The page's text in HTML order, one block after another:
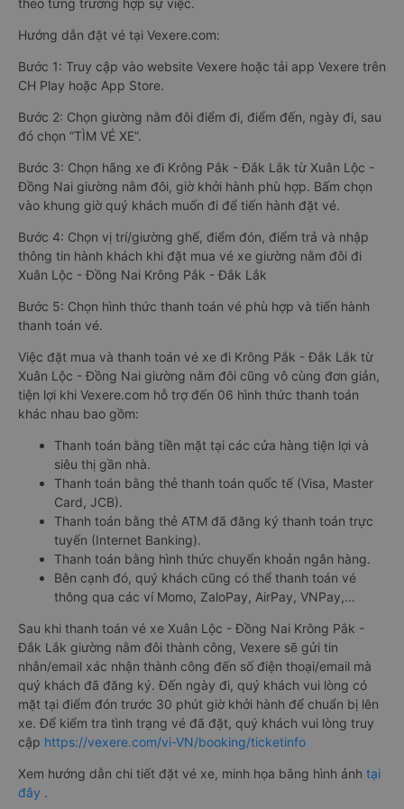
theo từng trường hợp sự việc.
Hướng dẫn đặt vé tại Vexere.com:
Bước 1: Truy cập vào website Vexere hoặc tải app Vexere trên
CH Play hoặc App Store.
Bước 2: Chọn giường nằm đôi điểm đi, điểm đến, ngày đi, sau
đó chọn “TÌM VÉ XE”.
Bước 3: Chọn hãng xe đi Krông Pắk - Đắk Lắk từ Xuân Lộc -
Đồng Nai giường nằm đôi, giờ khởi hành phù hợp. Bấm chọn
vào khung giờ quý khách muốn đi để tiến hành đặt vé.
Bước 4: Chọn vị trí/giường ghế, điểm đón, điểm trả và nhập
thông tin hành khách khi đặt mua vé xe giường nằm đôi đi
Xuân Lộc - Đồng Nai Krông Pắk - Đắk Lắk
Bước 5: Chọn hình thức thanh toán vé phù hợp và tiến hành
thanh toán vé.
Việc đặt mua và thanh toán vé xe đi Krông Pắk - Đắk Lắk từ
Xuân Lộc - Đồng Nai giường nằm đôi cũng vô cùng đơn giản,
tiện lợi khi Vexere.com hỗ trợ đến 06 hình thức thanh toán
khác nhau bao gồm:
Thanh toán bằng tiền mặt tại các cửa hàng tiện lợi và
siêu thị gần nhà.
Thanh toán bằng thẻ thanh toán quốc tế (Visa, Master
Card, JCB).
Thanh toán bằng thẻ ATM đã đăng ký thanh toán trực
tuyến (Internet Banking).
Thanh toán bằng hình thức chuyển khoản ngân hàng.
Bên cạnh đó, quý khách cũng có thể thanh toán vé
thông qua các ví Momo, ZaloPay, AirPay, VNPay,…
Sau khi thanh toán vé xe Xuân Lộc - Đồng Nai Krông Pắk -
Đắk Lắk giường nằm đôi thành công, Vexere sẽ gửi tin
nhắn/email xác nhận thành công đến số điện thoại/email mà
quý khách đã đăng ký. Đến ngày đi, quý khách vui lòng có
mặt tại điểm đón trước 30 phút giờ khởi hành để chuẩn bị lên
xe. Để kiểm tra tình trạng vé đã đặt, quý khách vui lòng truy
cập https://vexere.com/vi-VN/booking/ticketinfo
Xem hướng dẫn chi tiết đặt vé xe, minh họa bằng hình ảnh tại
đây .